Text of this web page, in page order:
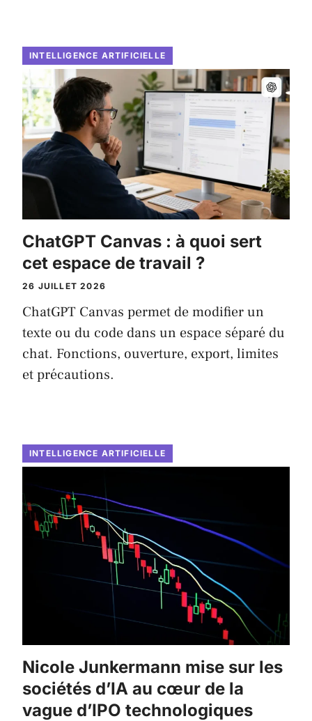
INTELLIGENCE ARTIFICIELLE
ChatGPT Canvas : à quoi sert
cet espace de travail ?
26 JUILLET 2026
ChatGPT Canvas permet de modifier un
texte ou du code dans un espace séparé du
chat. Fonctions, ouverture, export, limites
et précautions.
INTELLIGENCE ARTIFICIELLE
Nicole Junkermann mise sur les
sociétés d’IA au cœur de la
vague d’IPO technologiques